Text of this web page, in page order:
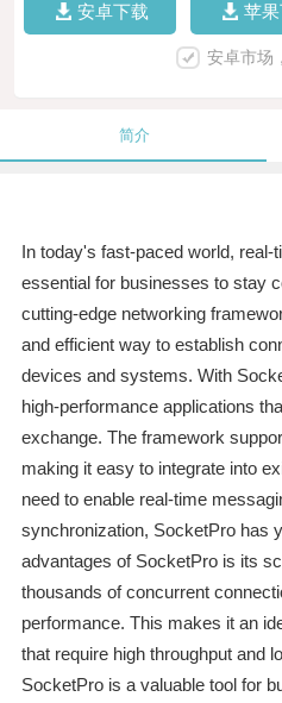
安卓下载 苹
安卓市场
简介
In today's fast-paced world, real-
essential for businesses to stay
cutting-edge networking
and efficient way to establish
devices and systems. With
high-performance applications
exchange. The framework
making it easy to integrate into
need to enable real-time
synchronization, SocketPro has
advantages of SocketPro is its
thousands of concurrent
performance. This makes it an
that require high throughput and
SocketPro is a valuable tool for